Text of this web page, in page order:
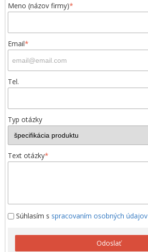
Meno (názov firmy)*
Email*
Tel.
Typ otázky
Text otázky*
Súhlasím s spracovaním osobných údajov
Odoslať